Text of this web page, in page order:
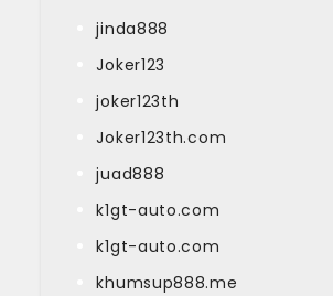
jinda888
Joker123
joker123th
Joker123th.com
juad888
k1gt-auto.com
k1gt-auto.com
khumsup888.me